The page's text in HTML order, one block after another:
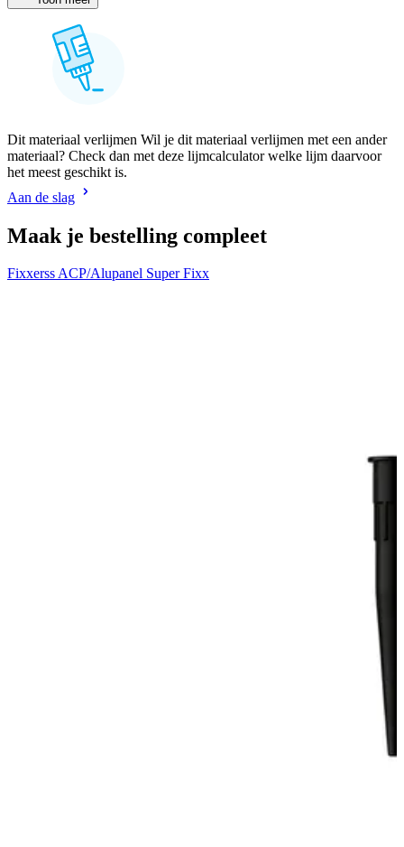
Dit materiaal verlijmen Wil je dit materiaal verlijmen met een ander
materiaal? Check dan met deze lijmcalculator welke lijm daarvoor
het meest geschikt is.
Aan de slag
Maak je bestelling compleet
Fixxerss ACP/Alupanel Super Fixx